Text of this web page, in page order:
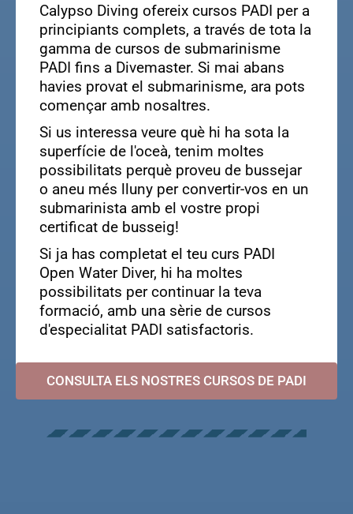
Calypso Diving ofereix cursos PADI per a
principiants complets, a través de tota la
gamma de cursos de submarinisme
PADI fins a Divemaster. Si mai abans
havies provat el submarinisme, ara pots
començar amb nosaltres.
Si us interessa veure què hi ha sota la
superfície de l'oceà, tenim moltes
possibilitats perquè proveu de bussejar
o aneu més lluny per convertir-vos en un
submarinista amb el vostre propi
certificat de busseig!
Si ja has completat el teu curs PADI
Open Water Diver, hi ha moltes
possibilitats per continuar la teva
formació, amb una sèrie de cursos
d'especialitat PADI satisfactoris.
CONSULTA ELS NOSTRES CURSOS DE PADI